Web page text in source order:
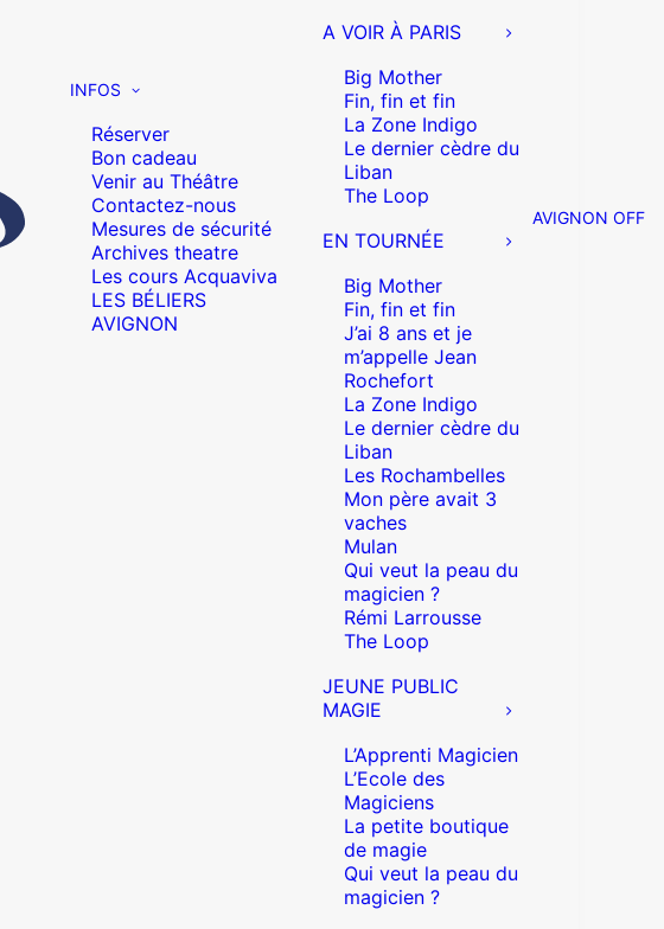
INFOS
Réserver
Bon cadeau
Venir au Théâtre
Contactez-nous
Mesures de sécurité
Archives theatre
Les cours Acquaviva
LES BÉLIERS
AVIGNON
A VOIR À PARIS
Big Mother
Fin, fin et fin
La Zone Indigo
Le dernier cèdre du
Liban
The Loop
EN TOURNÉE
Big Mother
Fin, fin et fin
J’ai 8 ans et je
m’appelle Jean
Rochefort
La Zone Indigo
Le dernier cèdre du
Liban
Les Rochambelles
Mon père avait 3
vaches
Mulan
Qui veut la peau du
magicien ?
Rémi Larrousse
The Loop
JEUNE PUBLIC
MAGIE
L’Apprenti Magicien
L’Ecole des
Magiciens
La petite boutique
de magie
Qui veut la peau du
magicien ?
AVIGNON OFF